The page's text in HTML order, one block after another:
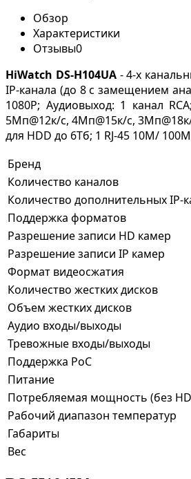
Обзор
Характеристики
Отзывы0
HiWatch DS-H104UA- 4-х
IP-канала (до 8 с замещением
1080Р; Аудиовыход: 1 канал
5Мп@12к/с, 4Мп@15к/с,
для HDD до 6Тб; 1 RJ-45 10M/
Бренд
Количество каналов
Количество дополнительных IP-
Поддержка форматов
Разрешение записи HD камер
Разрешение записи IP камер
Формат видеосжатия
Количество жестких дисков
Объем жестких дисков
Аудио входы/выходы
Тревожные входы/выходы
Поддержка PoC
Питание
Потребляемая мощность (без
Рабочий диапазон температур
Габариты
Вес